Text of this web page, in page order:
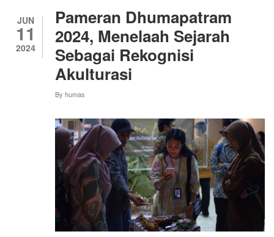
SOSIOLOGI
DI
FAKULTAS
PEMBANGUNAN
MANUSIA,
UNIVERSITI
JUN
11
2024
Pameran Dhumapatram
2024, Menelaah Sejarah
Sebagai Rekognisi
Akulturasi
By humas